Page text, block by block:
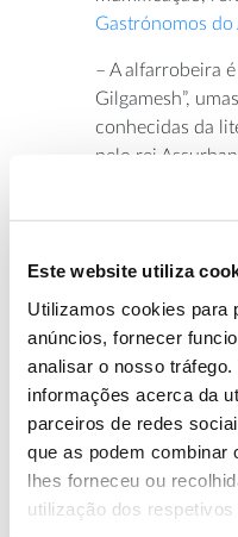
Este website utiliza
Utilizamos cookies para
anúncios, fornecer
analisar o nosso
informações acerca da
parceiros de redes
que as podem combinar
lhes forneceu ou
utilização dos respetivos
Gastrónomos do
– A alfarrobeira
Gilgamesh”,
conhecidas da
pelo rei
que apela ao
frutos, pelo que
a favorecer
Estrangeira
Os especialistas ainda